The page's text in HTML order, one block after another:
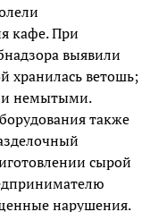
кафе. При
выявили
хранилась ветошь;
немытыми.
также
сырой
нарушения.